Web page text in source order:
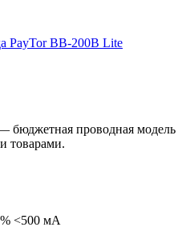
PayTor BB-200B Lite
бюджетная проводная модель
товарами.
<500 мА